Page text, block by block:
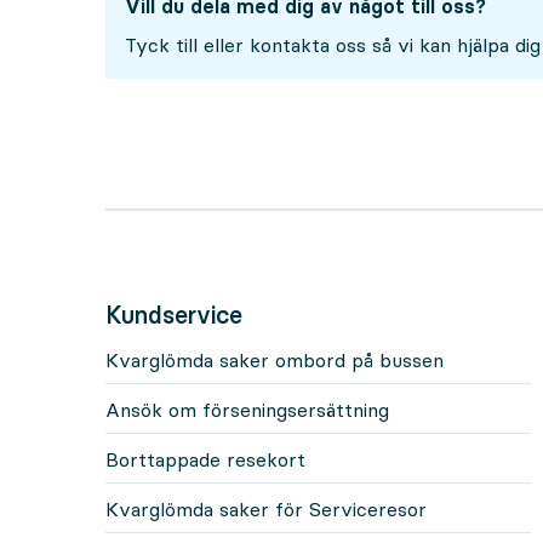
Vill du dela med dig av något till oss?
Tyck till eller kontakta oss så vi kan hjälpa
Kundservice
Kvarglömda saker ombord på bussen
Ansök om förseningsersättning
Borttappade resekort
Kvarglömda saker för Serviceresor